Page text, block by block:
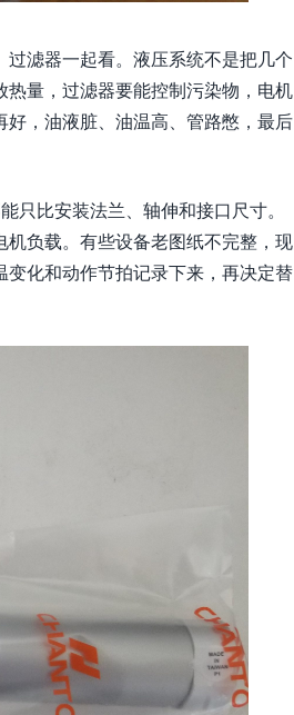
滤器一起看。液压系统不是把几个
量，过滤器要能控制污染物，电机
，油液脏、油温高、管路憋，最后
比安装法兰、轴伸和接口尺寸。
负载。有些设备老图纸不完整，现
化和动作节拍记录下来，再决定替